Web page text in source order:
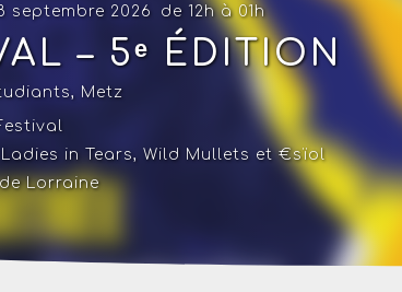
septembre 2026 de 12h à 01h
– 5ᵉ ÉDITION
, Metz
in Tears, Wild Mullets et €sïol
Lorraine